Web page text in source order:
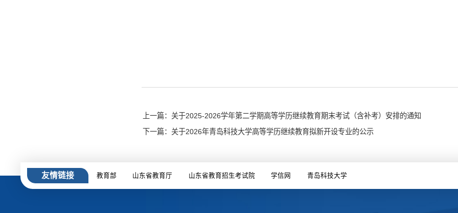
上一篇：关于2025-2026学年第二学期高等学历继续教育期末考试（含补考）安排的通知
下一篇：关于2026年青岛科技大学高等学历继续教育拟新开设专业的公示
友情链接 教育部 山东省教育厅 山东省教育招生考试院 学信网 青岛科技大学